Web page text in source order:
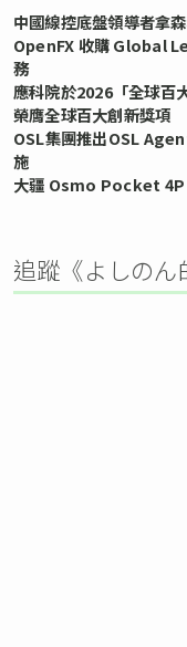
中國線控底盤領導者拿
OpenFX 收購 Global
務
應科院於2026「全球百
榮膺全球百大創新獎項
OSL集團推出OSL
施
大疆 Osmo Pocket 4P
追蹤《よしのん